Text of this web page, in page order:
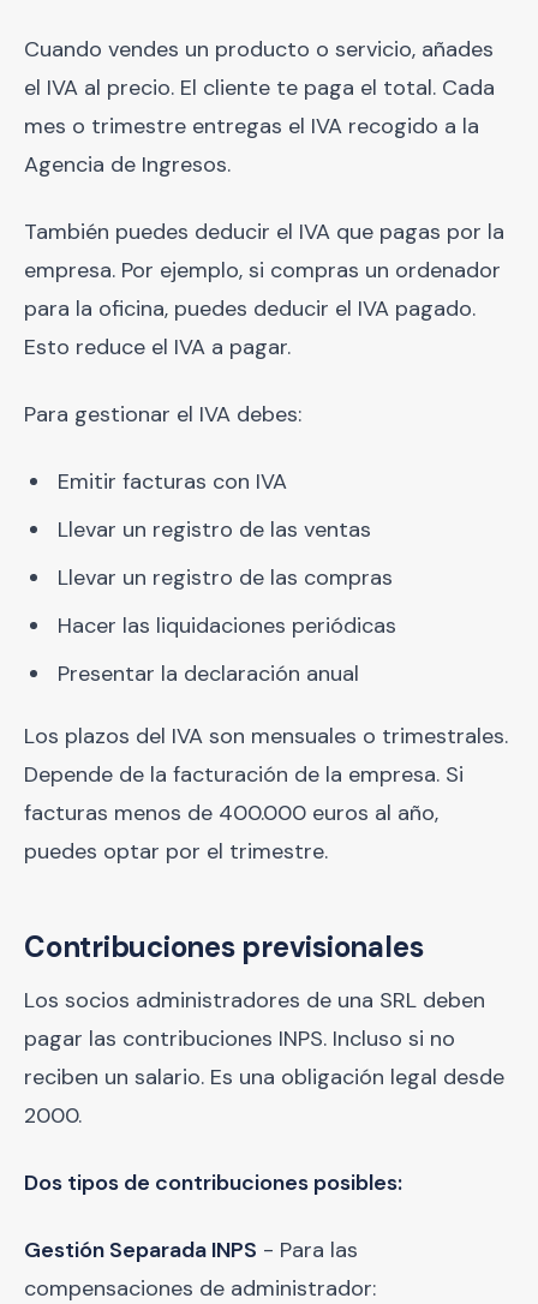
Cuando vendes un producto o servicio, añades
el IVA al precio. El cliente te paga el total. Cada
mes o trimestre entregas el IVA recogido a la
Agencia de Ingresos.
También puedes deducir el IVA que pagas por la
empresa. Por ejemplo, si compras un ordenador
para la oficina, puedes deducir el IVA pagado.
Esto reduce el IVA a pagar.
Para gestionar el IVA debes:
Emitir facturas con IVA
Llevar un registro de las ventas
Llevar un registro de las compras
Hacer las liquidaciones periódicas
Presentar la declaración anual
Los plazos del IVA son mensuales o trimestrales.
Depende de la facturación de la empresa. Si
facturas menos de 400.000 euros al año,
puedes optar por el trimestre.
Contribuciones previsionales
Los socios administradores de una SRL deben
pagar las contribuciones INPS. Incluso si no
reciben un salario. Es una obligación legal desde
2000.
Dos tipos de contribuciones posibles:
Gestión Separada INPS - Para las
compensaciones de administrador: